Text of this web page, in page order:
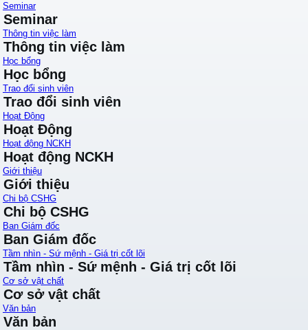
Seminar
Seminar
Thông tin việc làm
Thông tin việc làm
Học bổng
Học bổng
Trao đổi sinh viên
Trao đổi sinh viên
Hoạt Động
Hoạt Động
Hoạt động NCKH
Hoạt động NCKH
Giới thiệu
Giới thiệu
Chi bộ CSHG
Chi bộ CSHG
Ban Giám đốc
Ban Giám đốc
Tầm nhìn - Sứ mệnh - Giá trị cốt lõi
Tầm nhìn - Sứ mệnh - Giá trị cốt lõi
Cơ sở vật chất
Cơ sở vật chất
Văn bản
Văn bản